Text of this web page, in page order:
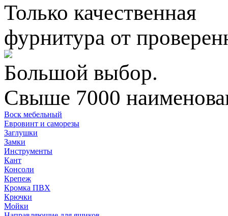
Только качественная
фурнитура от
Большой выбор.
Свыше 7000
Воск мебельный
Евровинт и саморезы
Заглушки
Замки
Инструменты
Кант
Консоли
Крепеж
Кромка ПВХ
Крючки
Мойки